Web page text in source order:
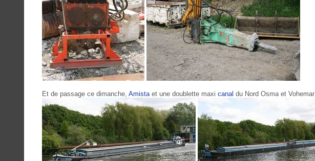
Et de passage ce dimanche, Amistaet une doublette maxi canal du Nord Osma et Vohemar